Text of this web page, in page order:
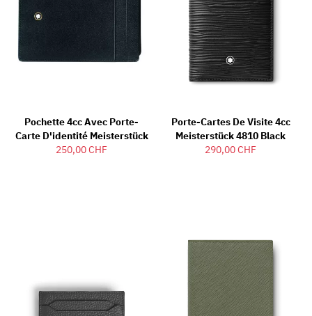
Pochette 4cc Avec Porte-
Carte D'identité Meisterstück
250,00 CHF
Porte-Cartes De Visite 4cc
Meisterstück 4810 Black
290,00 CHF